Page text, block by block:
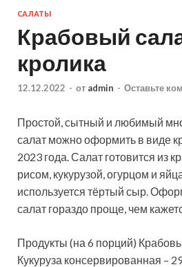
САЛАТЫ
Крабовый
кролика
12.12.2022 - от admin - Оставьте
Простой, сытный и любимый
салат можно оформить в виде
2023 года. Салат готовится из
рисом, кукурузой, огурцом и
используется тёртый сыр.
салат гораздо проще, чем
Продукты (на 6 порций)
Кукуруза консервированная –